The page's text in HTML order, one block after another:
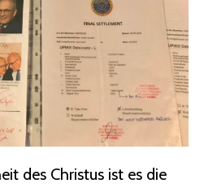
des Christus ist es die